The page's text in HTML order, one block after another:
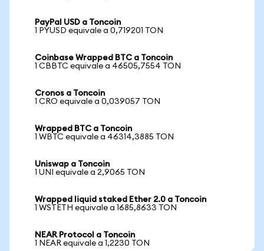
PayPal USD a Toncoin
1 PYUSD equivale a 0,719201 TON
Coinbase Wrapped BTC a Toncoin
1 CBBTC equivale a 46505,7554 TON
Cronos a Toncoin
1 CRO equivale a 0,039057 TON
Wrapped BTC a Toncoin
1 WBTC equivale a 46314,3885 TON
Uniswap a Toncoin
1 UNI equivale a 2,9065 TON
Wrapped liquid staked Ether 2.0 a Toncoin
1 WSTETH equivale a 1685,8633 TON
NEAR Protocol a Toncoin
1 NEAR equivale a 1,2230 TON